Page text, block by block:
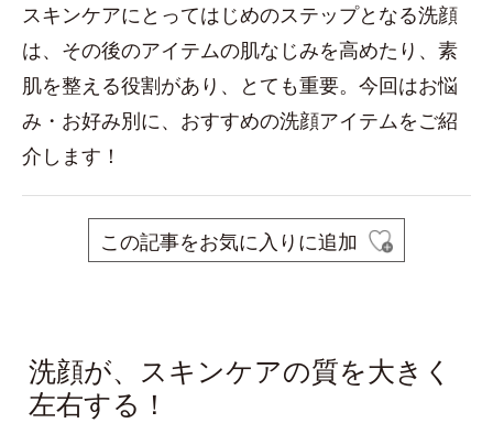
スキンケアにとってはじめのステップとなる洗顔
は、その後のアイテムの肌なじみを高めたり、素
肌を整える役割があり、とても重要。今回はお悩
み・お好み別に、おすすめの洗顔アイテムをご紹
介します！
この記事をお気に入りに追加
洗顔が、スキンケアの質を大きく
左右する！